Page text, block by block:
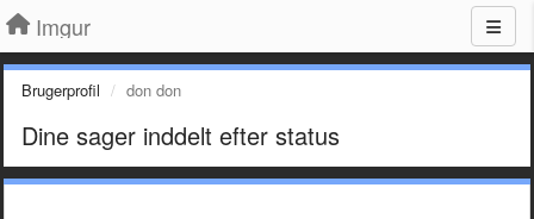
Imgur
Brugerprofil don don
Dine sager inddelt efter status